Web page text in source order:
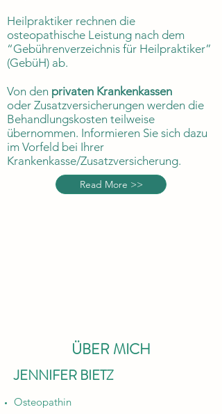
Heilpraktiker rechnen die
osteopathische Leistung nach dem
“Gebührenverzeichnis für Heilpraktiker”
(GebüH) ab.
Von den privaten Krankenkassen
oder Zusatzversicherungen werden die
Behandlungskosten teilweise
übernommen. Informieren Sie sich dazu
im Vorfeld bei Ihrer
Krankenkasse/Zusatzversicherung.
Read More >>
ÜBER MICH
JENNIFER BIETZ
Osteopathin